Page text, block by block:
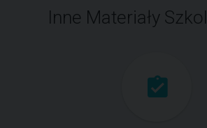
Inne Materiały